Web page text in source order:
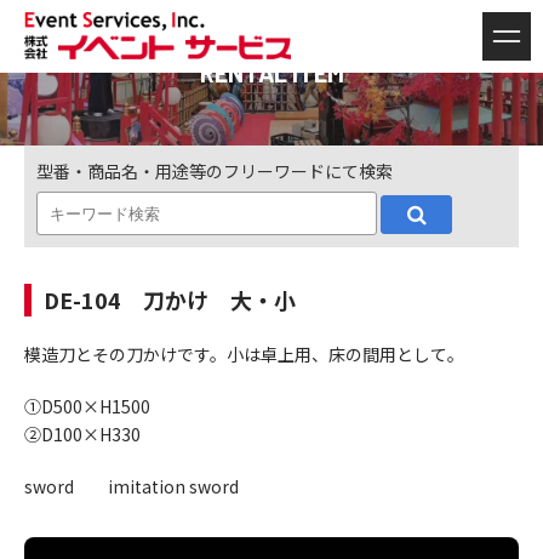
RENTAL ITEM
型番・商品名・用途等のフリーワードにて検索
DE-104 刀かけ 大・小
模造刀とその刀かけです。小は卓上用、床の間用として。
①D500×H1500
②D100×H330
sword imitation sword